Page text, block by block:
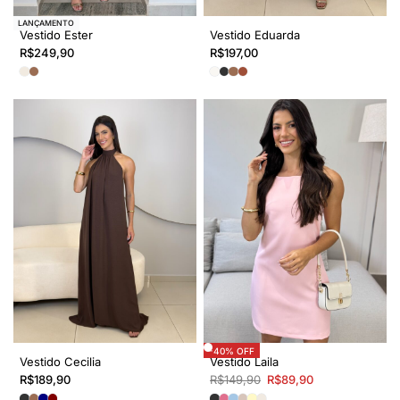
LANÇAMENTO
Vestido Ester
R$249,90
Vestido Eduarda
R$197,00
Vestido Cecilia
R$189,90
-40% OFF
Vestido Laila
R$149,90 R$89,90